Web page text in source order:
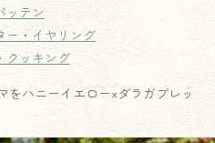
ッテン
ー・イヤリング
クッキング
ハニーイエロー×ダラガブレッ